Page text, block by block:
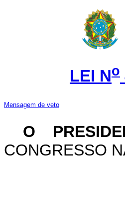
LEI No
Mensagem de veto
O
CONGRESSO